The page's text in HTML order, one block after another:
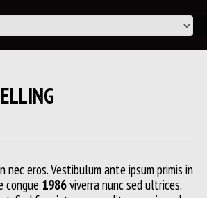
nec eros. Vestibulum ante ipsum primis in
congue 1986viverra nunc sed ultrices.